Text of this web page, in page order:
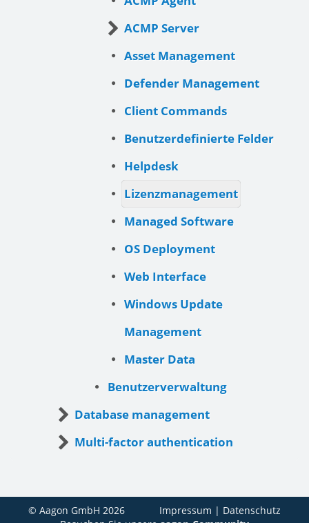
ACMP Server
Asset Management
Defender Management
Client Commands
Benutzerdefinierte Felder
Helpdesk
Lizenzmanagement
Managed Software
OS Deployment
Web Interface
Windows Update
Management
Master Data
Benutzerverwaltung
Database management
Multi-factor authentication
© Aagon GmbH 2026 Impressum | Datenschutz